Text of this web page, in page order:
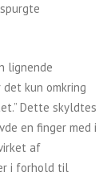
lignende
kun omkring
Dette skyldtes
en finger med i
af
i forhold til